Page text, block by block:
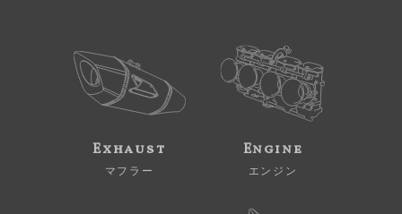
Exhaust
マフラー
Engine
エンジン